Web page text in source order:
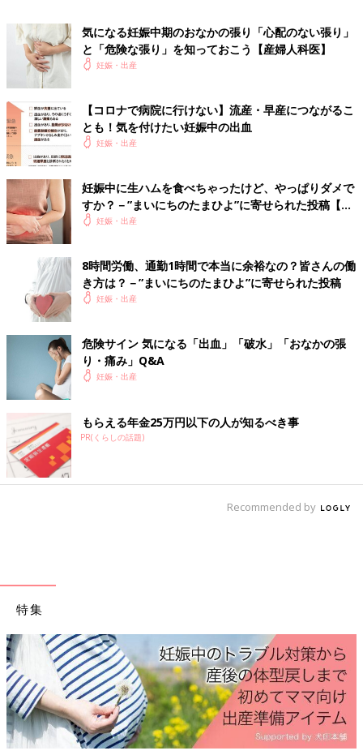
り・痛みか、目安をまずは知ることが大事です。上記のチャート
を見てチェックしてみてください。
おなかの張り・痛みは出血がなく、30分ほど休んで治まる場合に
は問題ないことがほとんど。ただし、“強い”“長い”“規則的”な張
り・痛みを感じたら注意が必要です。
すぐに産院
へ電話をして
・いつから張っているか
・張りや痛みの強さや持続時間
・いつもの張りとの違い
・ほかの症状の有無
を伝えましょう。
監修／大槻克文先生 文・たまごクラブ編集部
関連：日本産科婦人科学会が妊婦へ発信。今わかっていることす
べて「妊娠中の皆さまへ」
■参考：『たまごクラブ2019年12月号』「冬ニンプにいち早く気
づいてほしい赤ちゃんからの危険サイン５」
大槻克文先生
婦さんも数多く受け入れています。
気になる妊娠中期のおなかの張り「心配のない張り」
と「危険な張り」を知っておこう【産婦人科医】
妊娠・出産
【コロナで病院に行けない】流産・早産につながるこ
とも！気を付けたい妊娠中の出血
妊娠・出産
妊娠中に生ハムを食べちゃったけど、やっぱりダメで
すか？－”まいにちのたまひよ”に寄せられた投稿【体
験談】妊娠・出産
8時間労働、通勤1時間で本当に余裕なの？皆さんの働
き方は？－”まいにちのたまひよ”に寄せられた投稿
妊娠・出産
危険サイン 気になる「出血」「破水」「おなかの張
り・痛み」Q&A
妊娠・出産
もらえる年金25万円以下の人が知るべき事
PR(くらしの話題)
Recommended by
特集
産後はお世話
ておきたいこ